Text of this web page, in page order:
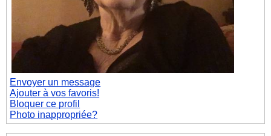
Envoyer un message
Ajouter à vos favoris!
Bloquer ce profil
Photo inappropriée?